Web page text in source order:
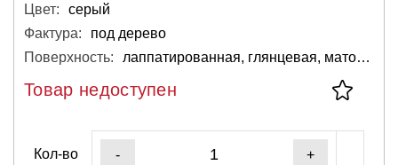
Цвет:
серый
Фактура:
под дерево
Поверхность:
лаппатированная, глянцевая, матовая
Товар недоступен
Кол-во - +